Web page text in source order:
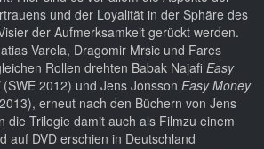
und der Loyalität in der Sphäre des
der Aufmerksamkeit gerückt werden.
Varela, Dragomir Mrsic und Fares
Rollen drehten Babak Najafi Easy
(SWE 2012) und Jens Jonsson Easy Money
erneut nach den Büchern von Jens
die Trilogie damit auch als Filmzu einem
auf DVD erschien in Deutschland